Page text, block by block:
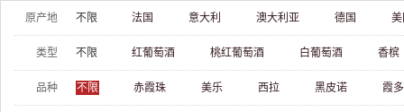
原产地 不限 法国 意大利 澳大利亚 德国
类型 不限 红葡萄酒 桃红葡萄酒 白葡萄酒 香槟
品种 不限 赤霞珠 美乐 西拉 黑皮诺 霞